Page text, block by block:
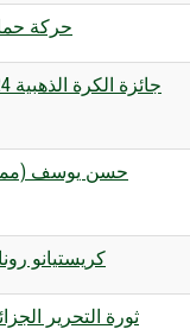
حركة
جائزة الكرة الذهبية 2024
حسن يوسف
كريستيانو
ثورة التحرير